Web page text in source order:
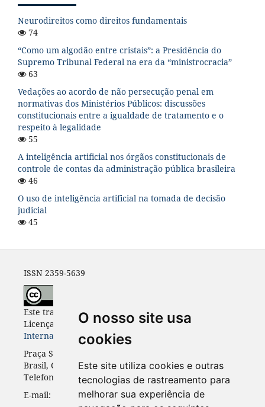
O nosso site usa
cookies
Este site utiliza cookies e outras
tecnologias de rastreamento para
melhorar sua experiência de
Neurodireitos como direitos fundamentais
74
“Como um algodão entre cristais”: a Presidência do
Supremo Tribunal Federal na era da “ministrocracia”
63
Vedações ao acordo de não persecução penal em
normativas dos Ministérios Públicos: discussões
constitucionais entre a igualdade de tratamento e o
respeito à legalidade
55
A inteligência artificial nos órgãos constitucionais de
controle de contas da administração pública brasileira
46
O uso de inteligência artificial na tomada de decisão
judicial
45
ISSN 2359-5639
Este trabalho está licenciado com uma
Licença
Creative Commons - Atribuição 4.0
Internacional
.
Praça Santos Andrade, n. 50, 3º andar, Curitiba-PR,
Brasil, CEP 80.020-300
Telefone: +55 41 3352-0716
E-mail: rinc.ufpr@gmail.com